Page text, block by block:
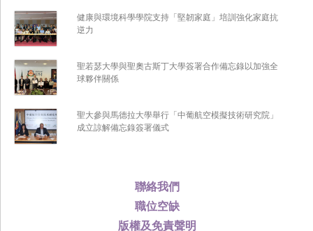
聯絡我們
職位空缺
版權及免責聲明
健康與環境科學學院支持「堅韌家庭」培訓強化家庭抗
逆力
聖若瑟大學與聖奧古斯丁大學簽署合作備忘錄以加強全
球夥伴關係
聖大參與馬德拉大學舉行「中葡航空模擬技術研究院」
成立諒解備忘錄簽署儀式